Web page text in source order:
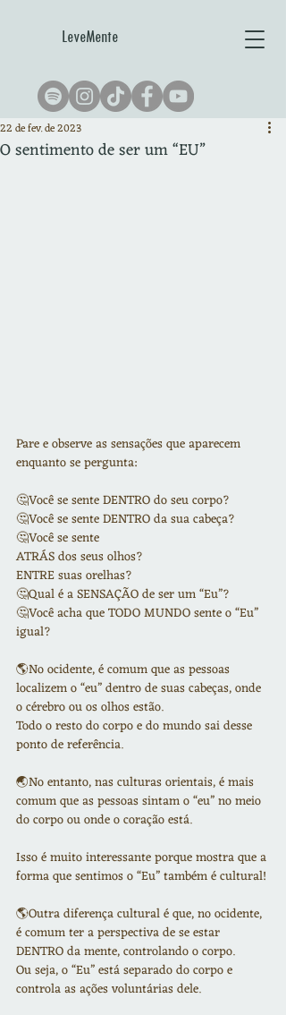
LeveMente
O sentimento de ser um “EU”
22 de fev. de 2023
Pare e observe as sensações que aparecem
enquanto se pergunta:
🤔Você se sente DENTRO do seu corpo?
🤔Você se sente DENTRO da sua cabeça?
🤔Você se sente
ATRÁS dos seus olhos?
ENTRE suas orelhas?
🤔Qual é a SENSAÇÃO de ser um “Eu”?
🤔Você acha que TODO MUNDO sente o “Eu”
igual?
🌎No ocidente, é comum que as pessoas
localizem o “eu” dentro de suas cabeças, onde
o cérebro ou os olhos estão.
Todo o resto do corpo e do mundo sai desse
ponto de referência.
🌏No entanto, nas culturas orientais, é mais
comum que as pessoas sintam o “eu” no meio
do corpo ou onde o coração está.
Isso é muito interessante porque mostra que a
forma que sentimos o “Eu” também é cultural!
🌎Outra diferença cultural é que, no ocidente,
é comum ter a perspectiva de se estar
DENTRO da mente, controlando o corpo.
Ou seja, o “Eu” está separado do corpo e
controla as ações voluntárias dele.